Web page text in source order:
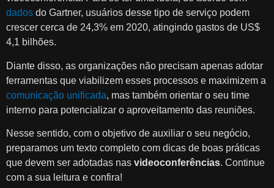
dados do Gartner, usuários desse tipo de serviço podem
crescer cerca de 24,3% em 2020, atingindo gastos de US$
4,1 bilhões.
Diante disso, as organizações não precisam apenas adotar
ferramentas que viabilizem esses processos e maximizem a
comunicação unificada, mas também orientar o seu time
interno para potencializar o aproveitamento das reuniões.
Nesse sentido, com o objetivo de auxiliar o seu negócio,
preparamos um texto completo com dicas de boas práticas
que devem ser adotadas nas videoconferências. Continue
com a sua leitura e confira!